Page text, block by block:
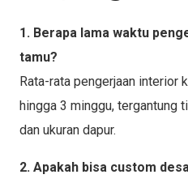
1. Berapa lama waktu
tamu?
Rata-rata pengerjaan interior
hingga 3 minggu, tergantung
dan ukuran dapur.
2. Apakah bisa custom